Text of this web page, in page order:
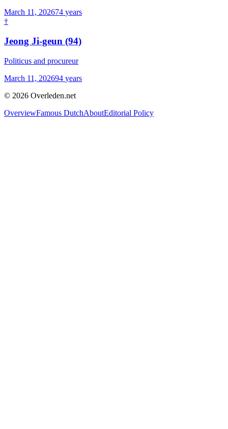
March 11, 202674 years
†
Jeong Ji-geun (94)
Politicus and procureur
March 11, 202694 years
© 2026 Overleden.net
OverviewFamous DutchAboutEditorial Policy